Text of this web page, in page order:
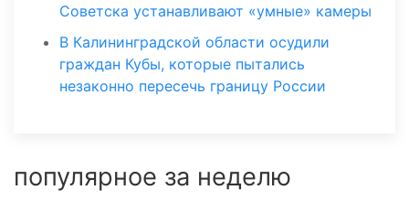
Советска устанавливают «умные» камеры
В Калининградской области осудили
граждан Кубы, которые пытались
незаконно пересечь границу России
популярное за неделю